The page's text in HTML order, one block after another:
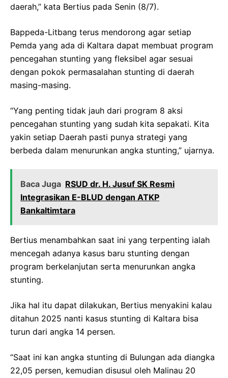
daerah,” kata Bertius pada Senin (8/7).
Bappeda-Litbang terus mendorong agar setiap
Pemda yang ada di Kaltara dapat membuat program
pencegahan stunting yang fleksibel agar sesuai
dengan pokok permasalahan stunting di daerah
masing-masing.
“Yang penting tidak jauh dari program 8 aksi
pencegahan stunting yang sudah kita sepakati. Kita
yakin setiap Daerah pasti punya strategi yang
berbeda dalam menurunkan angka stunting,” ujarnya.
Baca Juga RSUD dr. H. Jusuf SK Resmi
Integrasikan E-BLUD dengan ATKP
Bankaltimtara
Bertius menambahkan saat ini yang terpenting ialah
mencegah adanya kasus baru stunting dengan
program berkelanjutan serta menurunkan angka
stunting.
Jika hal itu dapat dilakukan, Bertius menyakini kalau
ditahun 2025 nanti kasus stunting di Kaltara bisa
turun dari angka 14 persen.
“Saat ini kan angka stunting di Bulungan ada diangka
22,05 persen, kemudian disusul oleh Malinau 20